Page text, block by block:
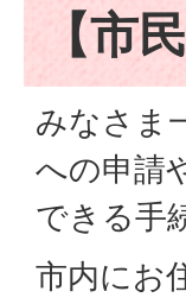
【市
みなさま
への申請
できる手
市内にお